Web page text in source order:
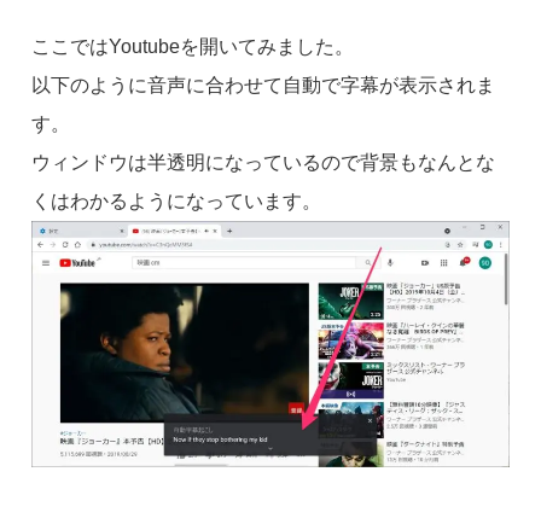
ここではYoutubeを開いてみました。
以下のように音声に合わせて自動で字幕が表示されま
す。
ウィンドウは半透明になっているので背景もなんとな
くはわかるようになっています。